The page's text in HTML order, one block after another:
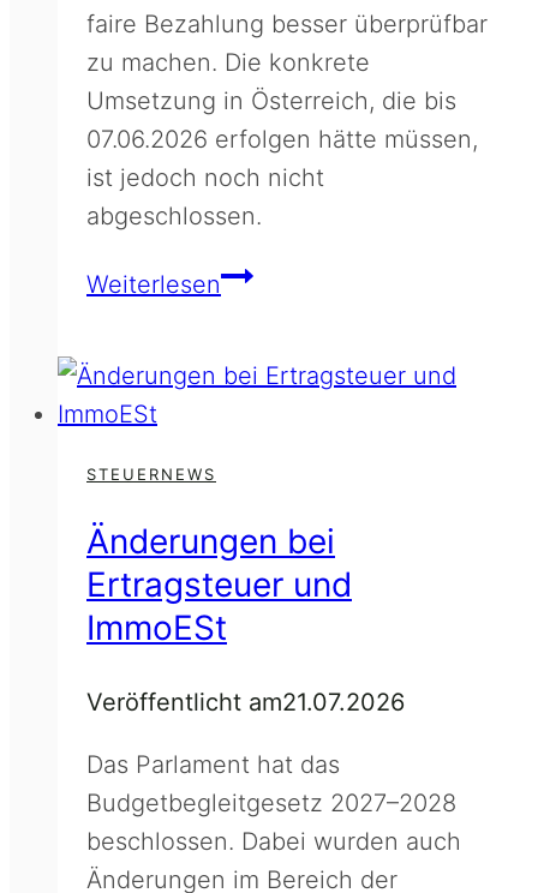
faire Bezahlung besser überprüfbar
zu machen. Die konkrete
Umsetzung in Österreich, die bis
07.06.2026 erfolgen hätte müssen,
ist jedoch noch nicht
abgeschlossen.
WeiterlesenUmsetzung
STEUERNEWS
Änderungen bei
Ertragsteuer und
ImmoESt
Veröffentlicht am21.07.2026
Das Parlament hat das
Budgetbegleitgesetz 2027–2028
beschlossen. Dabei wurden auch
Änderungen im Bereich der